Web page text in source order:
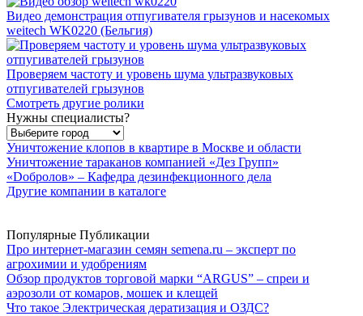
Видео демонстрация отпугивателя грызунов и насекомых
weitech WK0220 (Бельгия)
Проверяем частоту и уровень шума ультразвуковых
отпугивателей грызунов
Смотреть другие ролики
Нужны специалисты?
Уничтожение клопов в квартире в Москве и области
Уничтожение тараканов компанией «Дез Групп»
«Dобролов» – Кафедра дезинфекционного дела
Другие компании в каталоге
Популярные Публикации
Про интернет-магазин семян semena.ru – эксперт по
агрохимии и удобрениям
Обзор продуктов торговой марки “ARGUS” – спреи и
аэрозоли от комаров, мошек и клещей
Что такое Электрическая дератизация и ОЗДС?